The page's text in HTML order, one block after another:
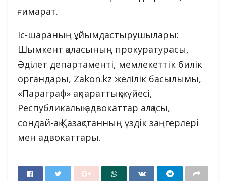
ғимарат.
Іс-шараның ұйымдастырушылары:
Шымкент қаласының прокуратурасы,
Әділет департаменті, мемлекеттік билік
органдары, Zakon.kz желілік басылымы,
«Параграф» ақпараттық жүйесі,
Республикалық адвокаттар алқасы,
сондай-ақ Қазақстанның үздік заңгерлері
мен адвокаттары.